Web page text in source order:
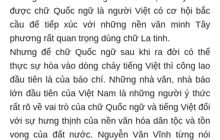
được chữ Quốc ngữ là người Việt có cơ hội bắc
cầu để tiếp xúc với những nền văn minh Tây
phương rất quan trọng dùng chữ La tinh.
Nhưng để chữ Quốc ngữ sau khi ra đời có thể
thực sự hòa vào dòng chảy tiếng Việt thì công lao
đầu tiên là của báo chí. Những nhà văn, nhà báo
lớn đầu tiên của Việt Nam là những người ý thức
rất rõ về vai trò của chữ Quốc ngữ và tiếng Việt đối
với sự hưng thịnh của nền văn hóa dân tộc và tồn
vong của đất nước. Nguyễn Văn Vĩnh từng nói